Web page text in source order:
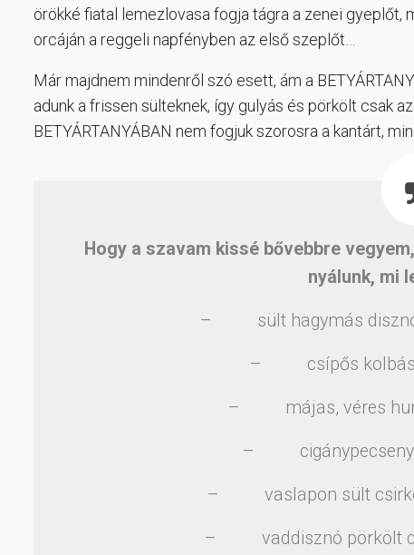
örökké fiatal lemezlovasa fogja tágra a zenei
orcáján a reggeli napfényben az első szeplőt…
Már majdnem mindenről szó esett, ám a
adunk a frissen sülteknek, így gulyás és pörkölt csak
BETYÁRTANYÁBAN nem fogjuk szorosra a kantárt,
Hogy a szavam kissé bővebbre
nyálunk, mi
– sült hagymás
– csípős
– májas, véres
–
– vaslapon sült
– vaddisznó pörkölt